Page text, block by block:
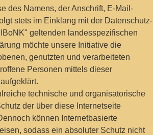
des Namens, der Anschrift, E-Mail-
stets im Einklang mit der Datenschutz-
geltenden landesspezifischen
möchte unsere Initiative die
genutzten und verarbeiteten
Personen mittels dieser
technische und organisatorische
der über diese Internetseite
können Internetbasierte
sodass ein absoluter Schutz nicht